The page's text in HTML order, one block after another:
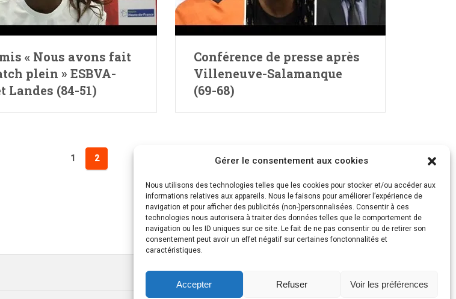
Gérer le consentement aux cookies
Nous utilisons des technologies telles que les cookies pour stocker et/ou accéder aux
informations relatives aux appareils. Nous le faisons pour améliorer l’expérience de
navigation et pour afficher des publicités (non-)personnalisées. Consentir à ces
technologies nous autorisera à traiter des données telles que le comportement de
navigation ou les ID uniques sur ce site. Le fait de ne pas consentir ou de retirer son
consentement peut avoir un effet négatif sur certaines fonctonnalités et
caractéristiques.
Accepter Refuser Voir les préférences
« Nous avons fait
plein » ESBVA-
Landes (84-51)
Conférence de presse après
Villeneuve-Salamanque
(69-68)
1 2